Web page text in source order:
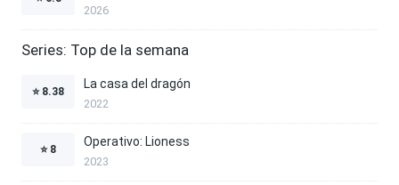
2026
Series: Top de la semana
⭐ 8.38
La casa del dragón
2022
⭐ 8
Operativo: Lioness
2023